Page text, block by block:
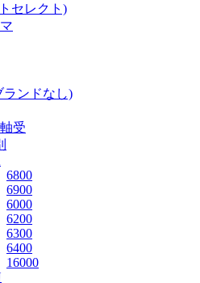
セレクト)
ランドなし)
受
6800
6900
6000
6200
6300
6400
16000